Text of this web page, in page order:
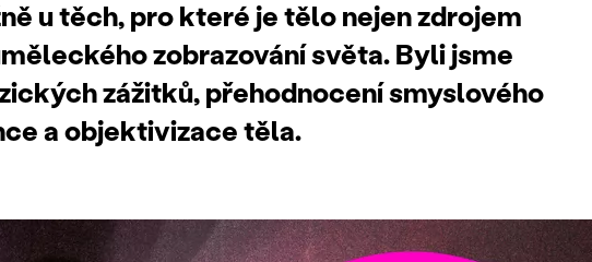
u těch, pro které je tělo nejen zdrojem
zobrazování světa. Byli jsme
zážitků, přehodnocení smyslového
a objektivizace těla.